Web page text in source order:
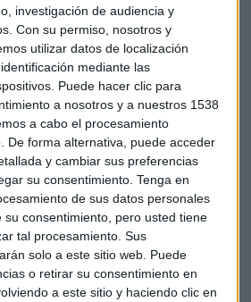
investigación de audiencia y
Con su permiso, nosotros y
utilizar datos de localización
mediante las
Puede hacer clic para
a nosotros y a nuestros 1538
a cabo el procesamiento
De forma alternativa, puede acceder
y cambiar sus preferencias
su consentimiento. Tenga en
de sus datos personales
su consentimiento, pero usted tiene
tal procesamiento. Sus
solo a este sitio web. Puede
o retirar su consentimiento en
a este sitio y haciendo clic en
Ferrovial?
aFerrovialtras la caída?
pero no es el momento
a pesar de las últimas correcciones.
de Ferrovial aGoogle
"Es un mantener".